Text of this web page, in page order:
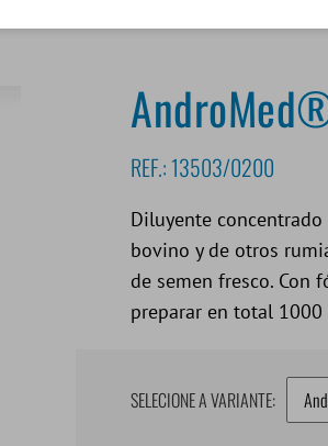
REF.: 13503/0200
Diluyente
bovino y de otros
de semen fresco. Con
preparar en total
SELECIONE A VARIANTE: